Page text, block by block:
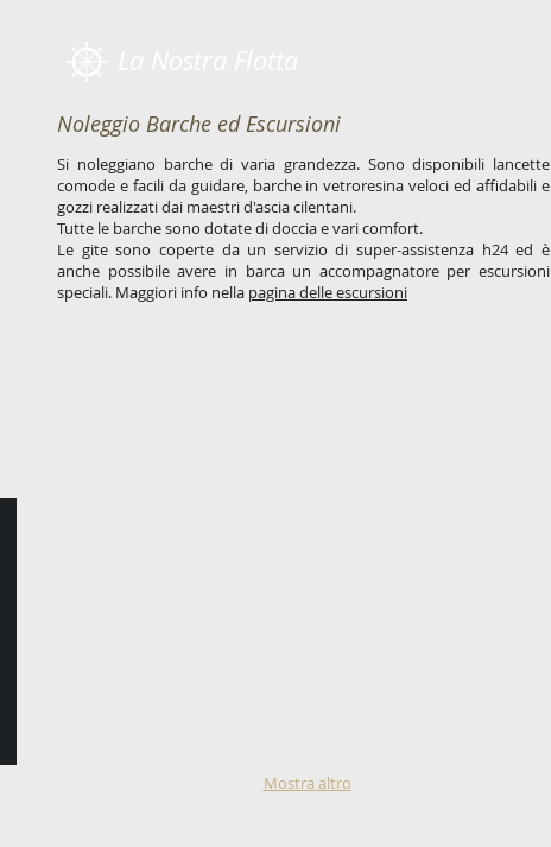
Noleggio Barche ed Escursioni
Si noleggiano barche di varia grandezza. Sono disponibili lancette
comode e facili da guidare, barche in vetroresina veloci ed affidabili e
gozzi realizzati dai maestri d'ascia cilentani.
Tutte le barche sono dotate di doccia e vari comfort.
Le gite sono coperte da un servizio di super-assistenza h24 ed è
anche possibile avere in barca un accompagnatore per escursioni
speciali. Maggiori info nella pagina delle escursioni
Mostra altro